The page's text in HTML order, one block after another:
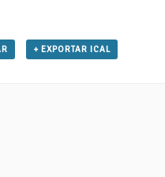
+ EXPORTAR ICAL